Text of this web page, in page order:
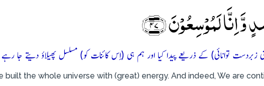
اِنَّا لَمُوۡسِعُوۡنَ ﴿۴۷﴾
built the whole universe with (great) energy. And indeed, We are